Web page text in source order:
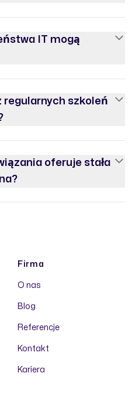
IT mogą
regularnych szkoleń
oferuje stała
Firma
O nas
Blog
Referencje
Kontakt
Kariera